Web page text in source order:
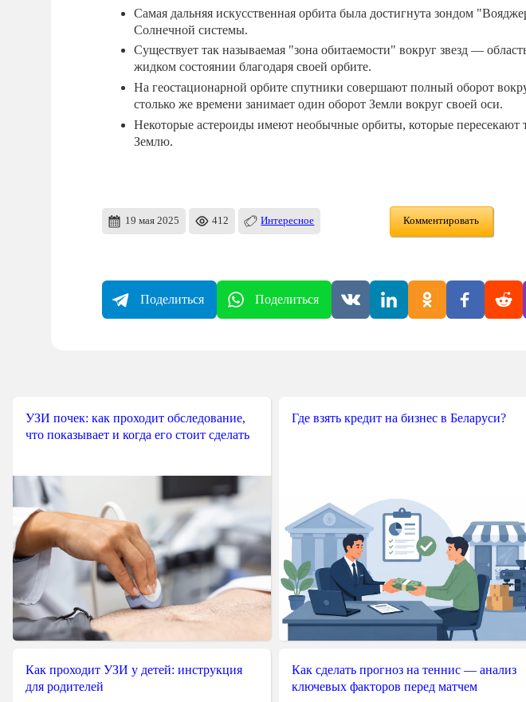
Самая дальняя искусственная орбита была достигнута зондом
Солнечной системы.
Существует так называемая "зона обитаемости" вокруг звезд —
жидком состоянии благодаря своей орбите.
На геостационарной орбите спутники совершают полный оборот
столько же времени занимает один оборот Земли вокруг своей оси.
Некоторые астероиды имеют необычные орбиты, которые пересекают
Землю.
19 мая 2025 412 Интересное Комментировать
Поделиться Поделиться
УЗИ почек: как проходит обследование,
что показывает и когда его стоит сделать
Где взять кредит на бизнес в Беларуси?
Как проходит УЗИ у детей: инструкция
для родителей
Как сделать прогноз на теннис — анализ
ключевых факторов перед матчем